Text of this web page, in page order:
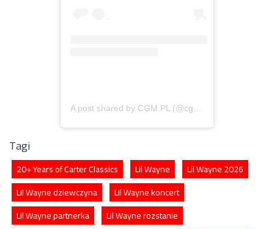
Tagi
20+ Years of Carter Classics Lil Wayne
Lil Wayne 2026
Lil Wayne dziewczyna
Lil Wayne koncert
Lil Wayne partnerka
Lil Wayne rozstanie